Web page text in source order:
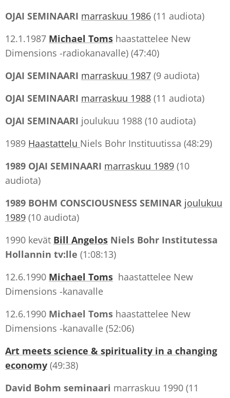
OJAI SEMINAARI marraskuu 1986 (11 audiota)
12.1.1987 Michael Toms haastattelee New
Dimensions -radiokanavalle) (47:40)
OJAI SEMINAARI marraskuu 1987 (9 audiota)
OJAI SEMINAARI marraskuu 1988 (11 audiota)
OJAI SEMINAARI joulukuu 1988 (10 audiota)
1989 Haastattelu Niels Bohr Instituutissa (48:29)
1989 OJAI SEMINAARI marraskuu 1989 (10
audiota)
1989 BOHM CONSCIOUSNESS SEMINAR joulukuu
1989 (10 audiota)
1990 kevät Bill Angelos Niels Bohr Institutessa
Hollannin tv:lle (1:08:13)
12.6.1990 Michael Toms haastattelee New
Dimensions -kanavalle
12.6.1990 Michael Toms haastattelee New
Dimensions -kanavalle (52:06)
Art meets science & spirituality in a changing
economy (49:38)
David Bohm seminaari marraskuu 1990 (11